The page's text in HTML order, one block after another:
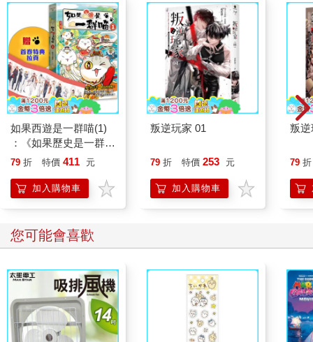
如果西遊是一群喵(1)
：《如果歷史是一群
喵》作者最新力作，附
79 折 特價 411 元
加入購物車
叛逆玩家 01
79 折 特價 253 元
加入購物車
叛逆
79 折
您可能會喜歡